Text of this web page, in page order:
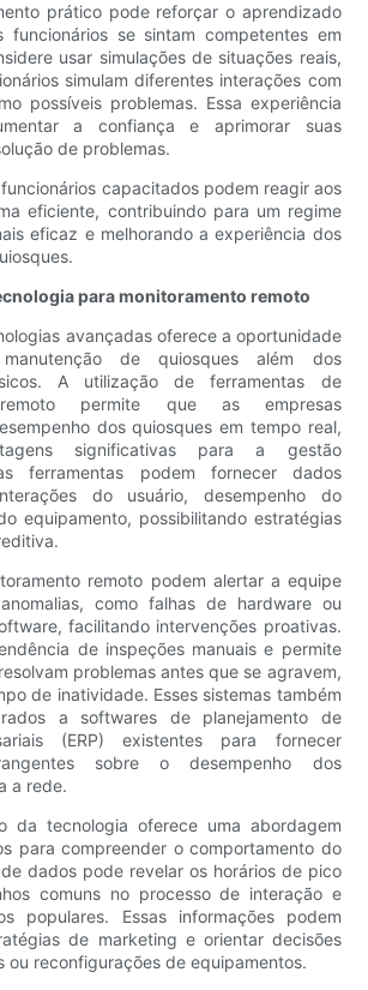
prático pode reforçar o aprendizado
se sintam competentes em
usar simulações de situações reais,
simulam diferentes interações com
possíveis problemas. Essa experiência
a confiança e aprimorar suas
de problemas.
funcionários capacitados podem reagir aos
eficiente, contribuindo para um regime
eficaz e melhorando a experiência dos
para monitoramento remoto
avançadas oferece a oportunidade
de quiosques além dos
A utilização de ferramentas de
remoto permite que as empresas
dos quiosques em tempo real,
significativas para a gestão
ferramentas podem fornecer dados
do usuário, desempenho do
equipamento, possibilitando estratégias
remoto podem alertar a equipe
como falhas de hardware ou
facilitando intervenções proativas.
de inspeções manuais e permite
problemas antes que se agravem,
de inatividade. Esses sistemas também
a softwares de planejamento de
(ERP) existentes para fornecer
sobre o desempenho dos
a rede.
da tecnologia oferece uma abordagem
para compreender o comportamento do
dados pode revelar os horários de pico
comuns no processo de interação e
populares. Essas informações podem
de marketing e orientar decisões
ou reconfigurações de equipamentos.